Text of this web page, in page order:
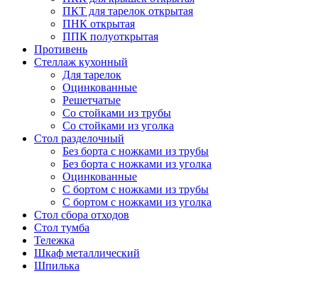
ПКТ для тарелок открытая
ПНК открытая
ППК полуоткрытая
Противень
Стеллаж кухонный
Для тарелок
Оцинкованные
Решетчатые
Со стойками из трубы
Со стойками из уголка
Стол разделочный
Без борта с ножками из трубы
Без борта с ножками из уголка
Оцинкованные
С бортом с ножками из трубы
С бортом с ножками из уголка
Стол сбора отходов
Стол тумба
Тележка
Шкаф металлический
Шпилька